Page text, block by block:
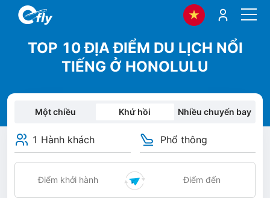
TOP 10 ĐỊA ĐIỂM DU LỊCH NỔI
TIẾNG Ở HONOLULU
Một chiều Khứ hồi Nhiều chuyến bay
1 Hành khách Phổ thông